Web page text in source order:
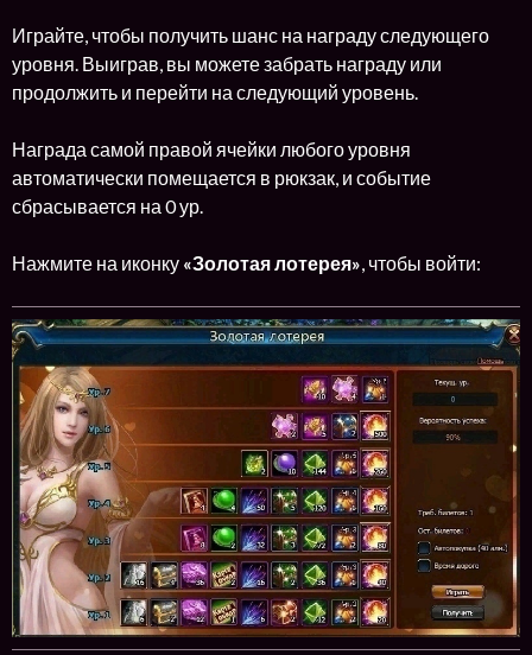
Играйте, чтобы получить шанс на награду следующего
уровня. Выиграв, вы можете забрать награду или
продолжить и перейти на следующий уровень.
Награда самой правой ячейки любого уровня
автоматически помещается в рюкзак, и событие
сбрасывается на 0 ур.
Нажмите на иконку «Золотая лотерея», чтобы войти: